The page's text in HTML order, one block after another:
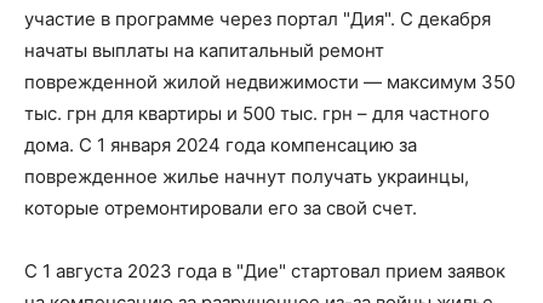
участие в программе через портал "Дия". С декабря
начаты выплаты на капитальный ремонт
поврежденной жилой недвижимости — максимум 350
тыс. грн для квартиры и 500 тыс. грн – для частного
дома. С 1 января 2024 года компенсацию за
поврежденное жилье начнут получать украинцы,
которые отремонтировали его за свой счет.
С 1 августа 2023 года в "Дие" стартовал прием заявок